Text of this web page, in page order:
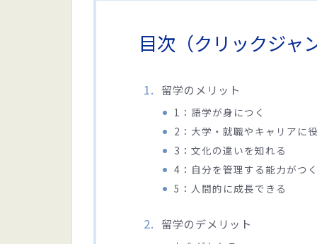
目次（クリックジャン
留学のメリット
1：語学が身につく
2：大学・就職やキャリアに
3：文化の違いを知れる
4：自分を管理する能力がつく
5：人間的に成長できる
留学のデメリット